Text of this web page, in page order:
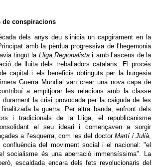
de conspiracions
dels anys deu s’inicia un capgirament en la
amb la pèrdua progressiva de l’hegemonia
tingut la Lliga Regionalista i amb l’ascens de la
de lluita dels treballadors catalans. El procés
capital i els beneficis obtinguts per la burgesia
Guerra Mundial van crear una nova capa de
a empitjorar les relacions amb la classe
durament la crisi provocada per la caiguda de les
la guerra. Per altra banda, enfront dels
i tradicionals de la Lliga, el republicanisme
el seu ideari i començaven a sorgir
a l’esquerra, com les del doctorMartí i Julià,
confluència del moviment social i el nacional: "el
socialisme és una aberració immensíssima". La
escaldada encara dels fets revolucionaris del